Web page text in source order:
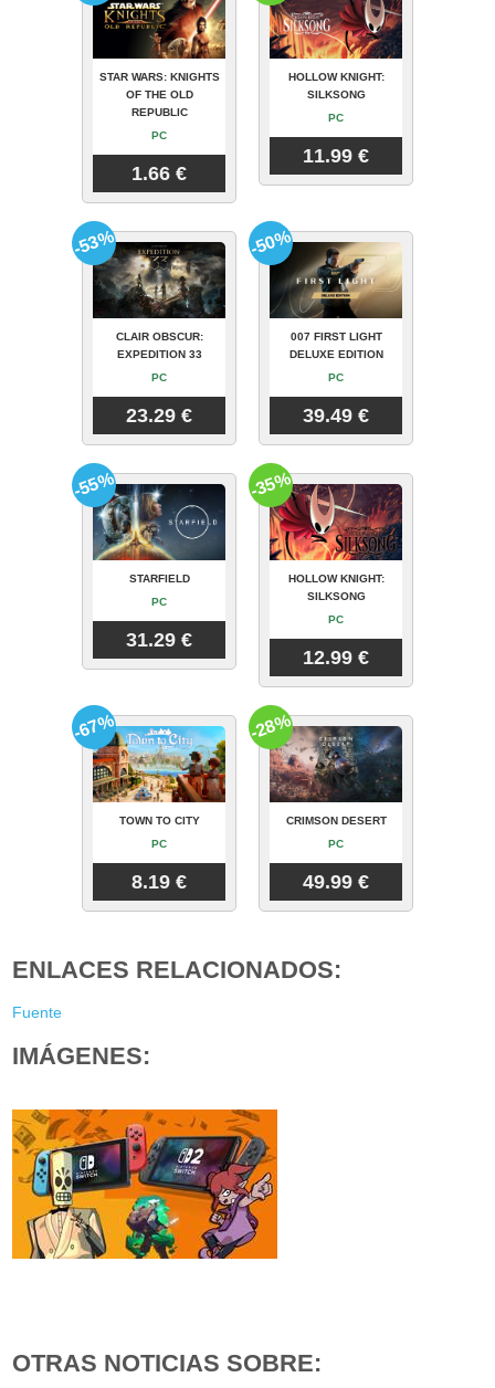
STAR WARS: KNIGHTS
OF THE OLD
REPUBLIC
PC
1.66 €
HOLLOW KNIGHT:
SILKSONG
PC
11.99 €
CLAIR OBSCUR:
EXPEDITION 33
PC
23.29 €
-53%
007 FIRST LIGHT
DELUXE EDITION
PC
39.49 €
-50%
STARFIELD
PC
31.29 €
-55%
HOLLOW KNIGHT:
SILKSONG
PC
12.99 €
-35%
TOWN TO CITY
PC
8.19 €
-67%
CRIMSON DESERT
PC
49.99 €
-28%
ENLACES RELACIONADOS:
Fuente
IMÁGENES:
OTRAS NOTICIAS SOBRE: